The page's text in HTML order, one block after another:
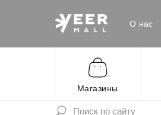
Магазины
О нас